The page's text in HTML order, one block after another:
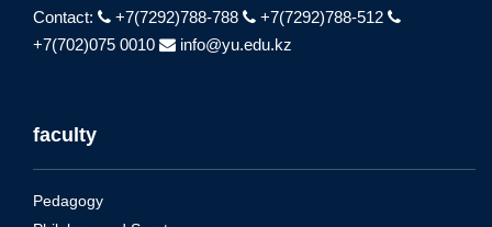
Contact:
+7(7292)788-788
+7(7292)788-512
+7(702)075 0010
info@yu.edu.kz
faculty
Pedagogy